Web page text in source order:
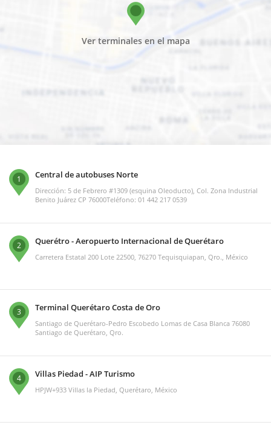
Ver terminales en el mapa
1 Central de autobuses Norte
Dirección: 5 de Febrero #1309 (esquina Oleoducto), Col. Zona Industrial
Benito Juárez CP 76000Teléfono: 01 442 217 0539
2 Querétro - Aeropuerto Internacional de Querétaro
Carretera Estatal 200 Lote 22500, 76270 Tequisquiapan, Qro., México
3 Terminal Querétaro Costa de Oro
Santiago de Querétaro-Pedro Escobedo Lomas de Casa Blanca 76080
Santiago de Querétaro, Qro.
4 Villas Piedad - AIP Turismo
HPJW+933 Villas la Piedad, Querétaro, México